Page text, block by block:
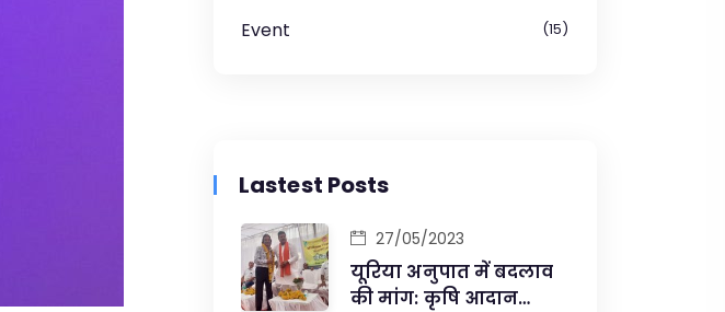
Event 15
Lastest Posts
यूरिया अनुपात में बदलाव
की मांग: कृषि आदान
27/05/2023